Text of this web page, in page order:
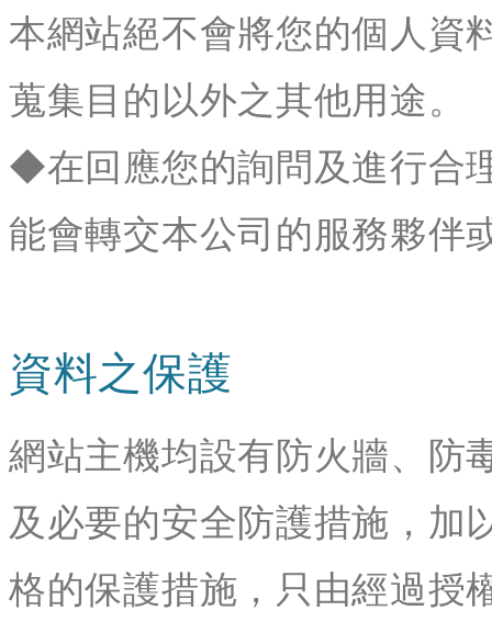
本網站絕不會將您的個人資
蒐集目的以外之其他用途。
◆在回應您的詢問及進行合
能會轉交本公司的服務夥伴
資料之保護
網站主機均設有防火牆、防
及必要的安全防護措施，加
格的保護措施，只由經過授